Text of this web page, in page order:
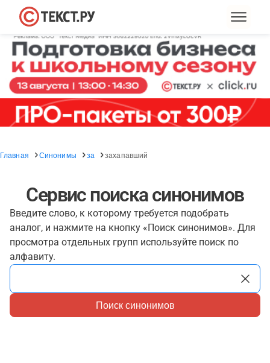
Главная Синонимы за захапавший
Сервис поиска синонимов
Введите слово, к которому требуется подобрать
аналог, и нажмите на кнопку «Поиск синонимов». Для
просмотра отдельных групп используйте поиск по
алфавиту.
Поиск синонимов